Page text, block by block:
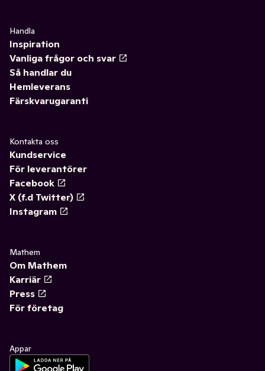
Handla
Inspiration
Vanliga frågor och svar
Så handlar du
Hemleverans
Färskvarugaranti
Kontakta oss
Kundservice
För leverantörer
Facebook
X (f.d Twitter)
Instagram
Mathem
Om Mathem
Karriär
Press
För företag
Appar